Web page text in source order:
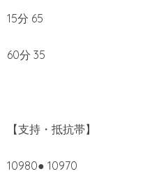
15分 65
60分 35
【支持・抵抗帯】
10980● 10970